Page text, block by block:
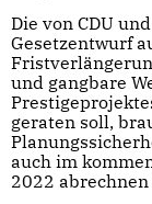
Die von CDU
Gesetzentwurf
und gangbare
geraten soll,
auch im
2022